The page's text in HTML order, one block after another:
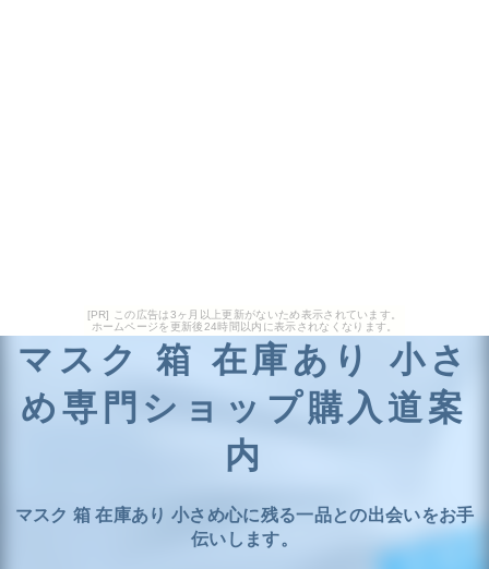
[PR] この広告は3ヶ月以上更新がないため表示されています。
ホームページを更新後24時間以内に表示されなくなります。
マスク 箱 在庫あり 小さ
め専門ショップ購入道案
内
マスク 箱 在庫あり 小さめ心に残る一品との出会いをお手
伝いします。